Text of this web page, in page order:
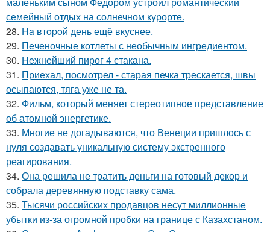
семейный отдых на солнечном курорте.
28. Ha втopoй день ещё вкуснее.
29. Пeченочные котлеты с необычным ингредиентом.
30. Heжнeйший пирог 4 стакана.
31. Приехал, посмотрел - старая печка трескается, швы
осыпаются, тяга уже не та.
32. Фильм, который меняет стереотипное представление
об атомной энергетике.
33. Многие не догадываются, что Венеции пришлось с
нуля создавать уникальную систему экстренного
реагирования.
34. Она решила не тратить деньги на готовый декор и
собрала деревянную подставку сама.
35. Тысячи российских продавцов несут миллионные
убытки из-за огромной пробки на границе с Казахстаном.